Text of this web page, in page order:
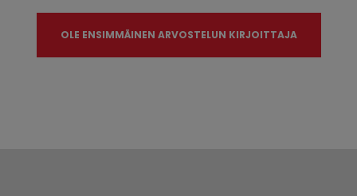
OLE ENSIMMÄINEN ARVOSTELUN KIRJOITTAJA